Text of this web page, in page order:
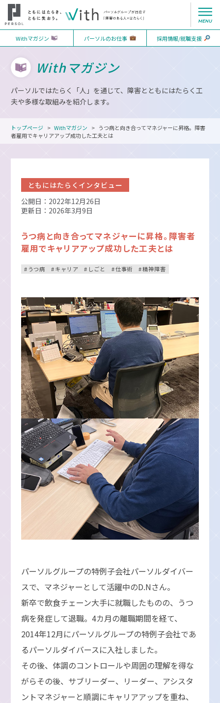
Withマガジン パーソルのお仕事 採用情報/就職支援
Withマガジン
パーソルではたらく「人」を通じて、障害とともにはたらく工
夫や多様な取組みを紹介します。
トップページ Withマガジン
うつ病と向き合ってマネジャーに昇格。障害
者雇用でキャリアアップ成功した工夫とは
ともにはたらくインタビュー
公開日：2022年12月26日
更新日：2026年3月9日
うつ病と向き合ってマネジャーに昇格。障害者
雇用でキャリアアップ成功した工夫とは
うつ病 キャリア しごと 仕事術 精神障害
パーソルグループの特例子会社パーソルダイバー
スで、マネジャーとして活躍中のD.Nさん。
新卒で飲食チェーン大手に就職したものの、うつ
病を発症して退職。4カ月の離職期間を経て、
2014年12月にパーソルグループの特例子会社であ
るパーソルダイバースに入社しました。
その後、体調のコントロールや周囲の理解を得な
がらその後、サブリーダー、リーダー、アシスタ
ントマネジャーと順調にキャリアアップを重ね、